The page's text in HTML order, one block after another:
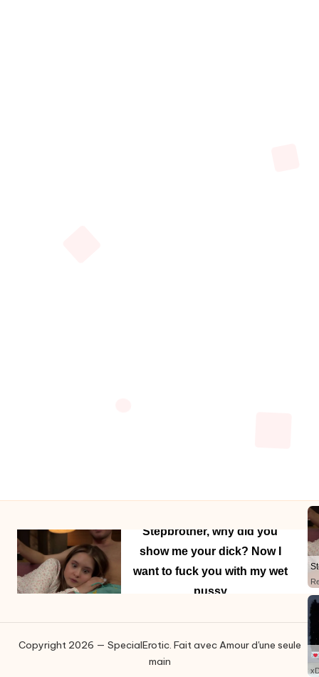
Stepbrother, why did you
show me your dick? Now I
want to fuck you with my wet
pussy
Copyright 2026 — SpecialErotic. Fait avec Amour d'une seule
main